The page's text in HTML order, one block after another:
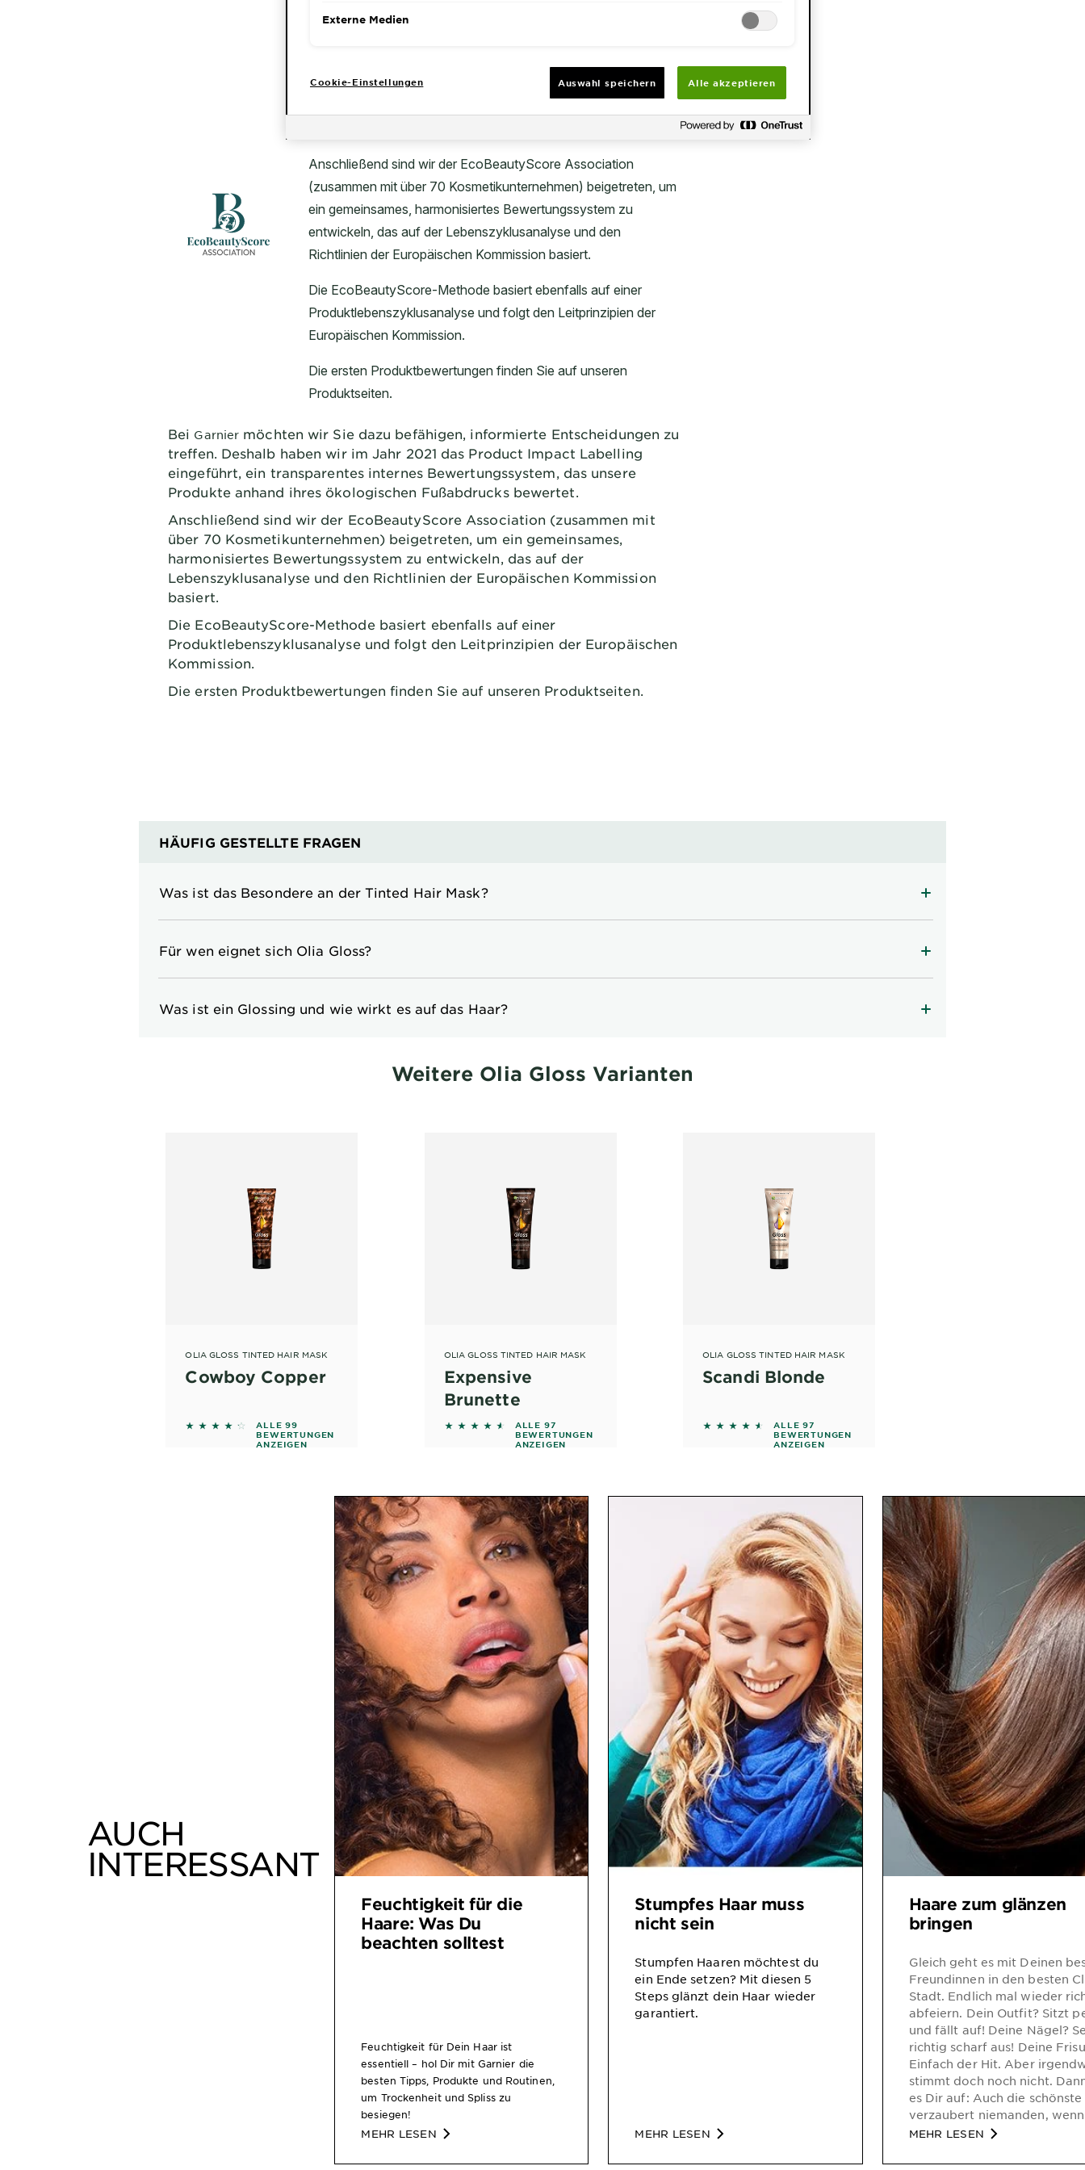
Bei Garnier möchten wir Sie dazu befähigen, informierte Entscheidungen zu
treffen. Deshalb haben wir im Jahr 2021 das Product Impact Labelling
eingeführt, ein transparentes internes Bewertungssystem, das unsere
Produkte anhand ihres ökologischen Fußabdrucks bewertet.
Anschließend sind wir der EcoBeautyScore Association (zusammen mit
über 70 Kosmetikunternehmen) beigetreten, um ein gemeinsames,
harmonisiertes Bewertungssystem zu entwickeln, das auf der
Lebenszyklusanalyse und den Richtlinien der Europäischen Kommission
basiert.
Die EcoBeautyScore-Methode basiert ebenfalls auf einer
Produktlebenszyklusanalyse und folgt den Leitprinzipien der Europäischen
Kommission.
Die ersten Produktbewertungen finden Sie auf unseren Produktseiten.
HÄUFIG GESTELLTE FRAGEN
Was ist das Besondere an der Tinted Hair Mask?
Für wen eignet sich Olia Gloss?
Was ist ein Glossing und wie wirkt es auf das Haar?
Weitere Olia Gloss Varianten
OLIA GLOSS TINTED HAIR MASK
Cowboy Copper
4.1414 out of 5 stars based on reviews
ALLE 99
BEWERTUNGEN
ANZEIGEN
OLIA GLOSS TINTED HAIR MASK
Expensive
Brunette
4.4742 out of 5 stars based on reviews
ALLE 97
BEWERTUNGEN
ANZEIGEN
OLIA GLOSS TINTED HAIR MASK
Scandi Blonde
4.433 out of 5 stars based on reviews
ALLE 97
BEWERTUNGEN
ANZEIGEN
AUCH
INTERESSANT
Feuchtigkeit für die
Haare: Was Du
beachten solltest
Feuchtigkeit für Dein Haar ist
essentiell – hol Dir mit Garnier die
besten Tipps, Produkte und Routinen,
um Trockenheit und Spliss zu
besiegen!
MEHR LESEN
Stumpfes Haar muss
nicht sein
Stumpfen Haaren möchtest du
ein Ende setzen? Mit diesen 5
Steps glänzt dein Haar wieder
garantiert.
MEHR LESEN
Haare zum glänzen
bringen
Gleich geht es mit Deinen
Freundinnen in den besten
Stadt. Endlich mal wieder
abfeiern. Dein Outfit? Sitzt
und fällt auf! Deine Nägel?
richtig scharf aus! Deine
Einfach der Hit. Aber
stimmt doch noch nicht.
es Dir auf: Auch die
verzaubert niemanden,
Haare nur spröde sitzen,
kannst Du tun, um
MEHR LESEN
Externe Medien
Cookie-Einstellungen Auswahl speichern Alle akzeptieren